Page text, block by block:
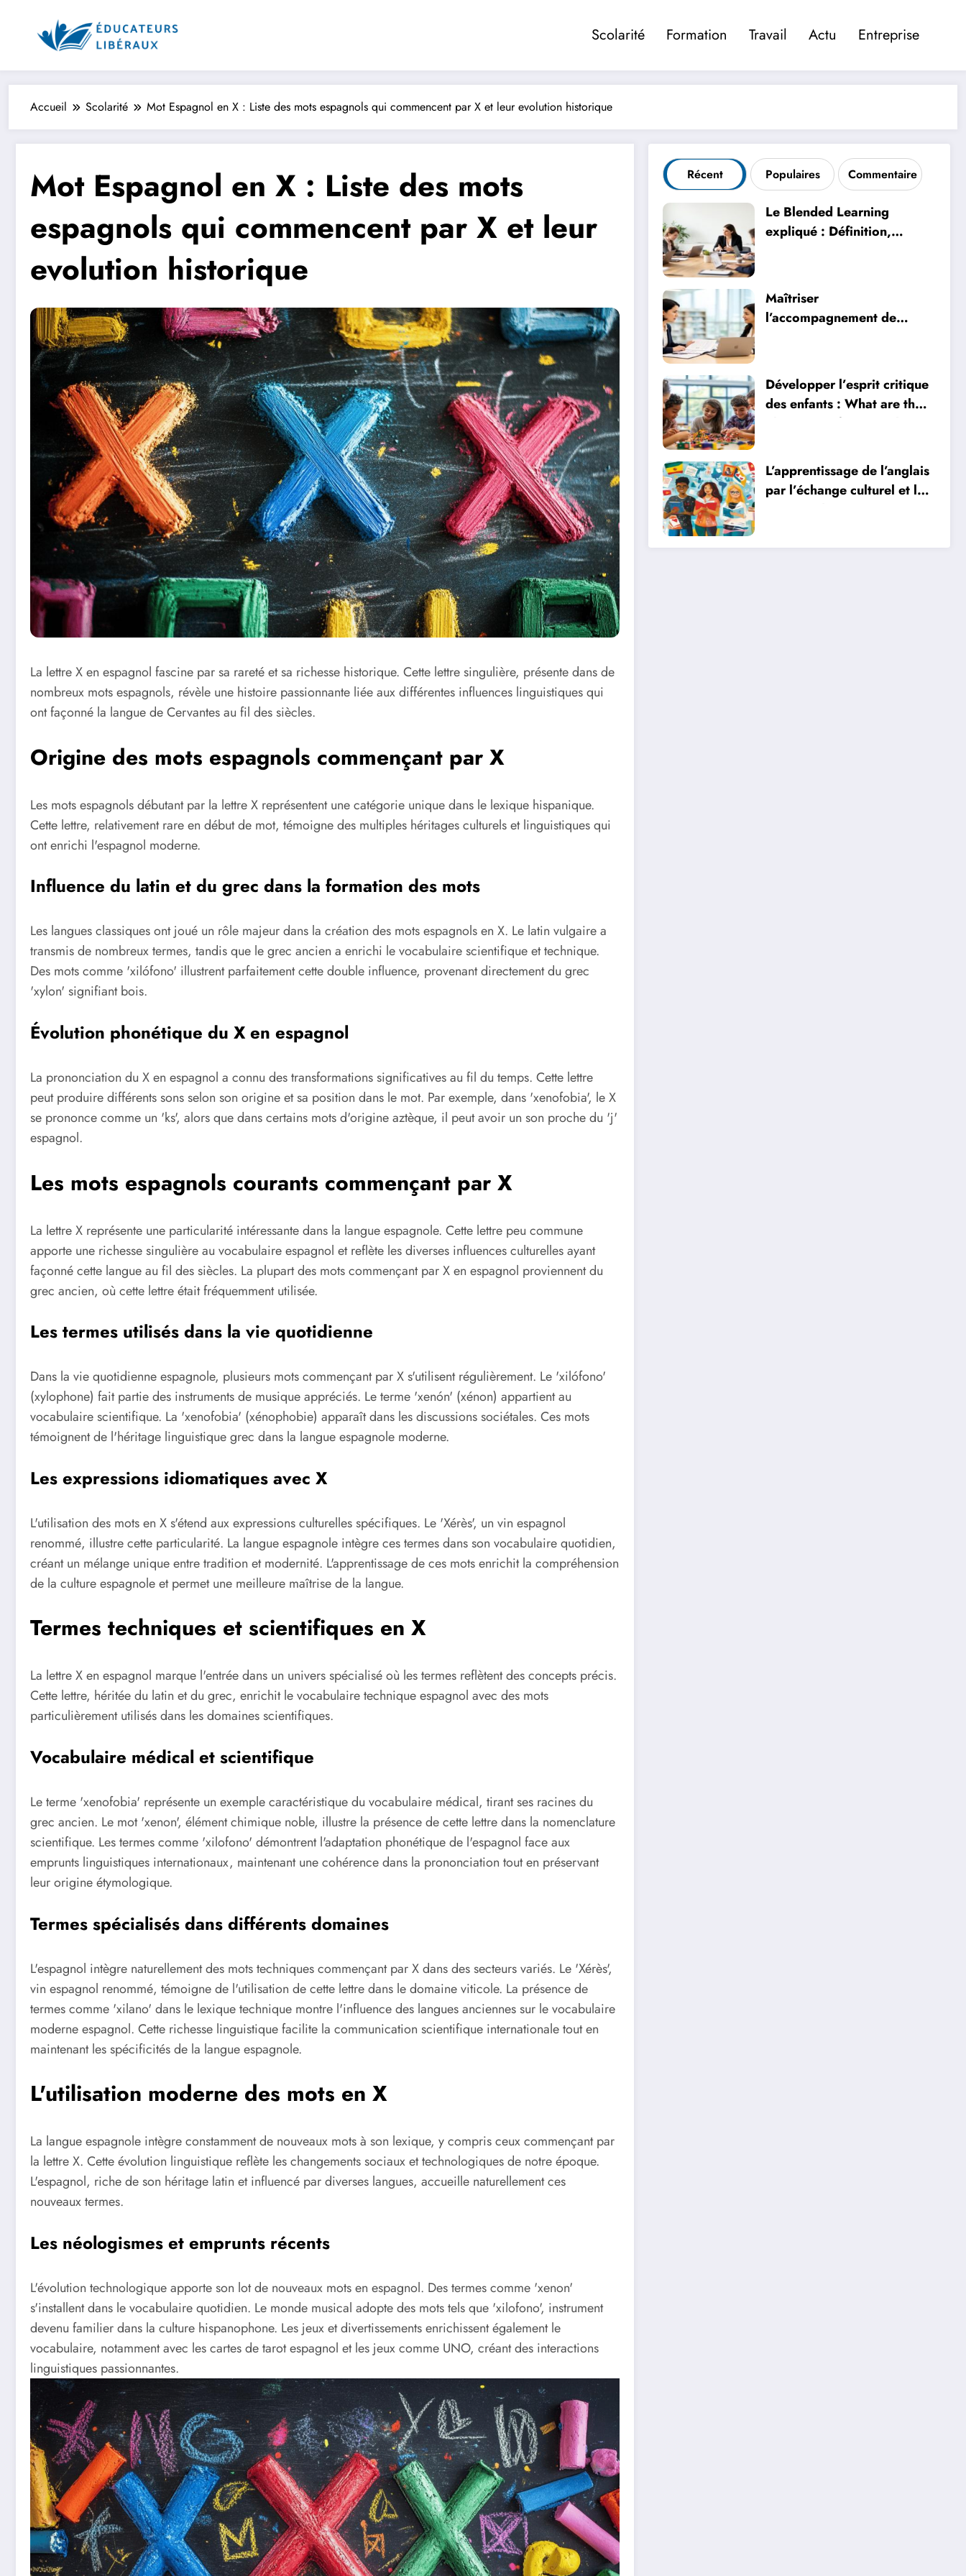
Scolarité Formation Travail Actu Entreprise
Accueil Scolarité Mot Espagnol en X : Liste des mots espagnols qui commencent par X et leur evolution historique
Mot Espagnol en X : Liste des mots
espagnols qui commencent par X et leur
evolution historique
La lettre X en espagnol fascine par sa rareté et sa richesse historique. Cette lettre singulière, présente dans de
nombreux mots espagnols, révèle une histoire passionnante liée aux différentes influences linguistiques qui
ont façonné la langue de Cervantes au fil des siècles.
Origine des mots espagnols commençant par X
Les mots espagnols débutant par la lettre X représentent une catégorie unique dans le lexique hispanique.
Cette lettre, relativement rare en début de mot, témoigne des multiples héritages culturels et linguistiques qui
ont enrichi l'espagnol moderne.
Influence du latin et du grec dans la formation des mots
Les langues classiques ont joué un rôle majeur dans la création des mots espagnols en X. Le latin vulgaire a
transmis de nombreux termes, tandis que le grec ancien a enrichi le vocabulaire scientifique et technique.
Des mots comme 'xilófono' illustrent parfaitement cette double influence, provenant directement du grec
'xylon' signifiant bois.
Évolution phonétique du X en espagnol
La prononciation du X en espagnol a connu des transformations significatives au fil du temps. Cette lettre
peut produire différents sons selon son origine et sa position dans le mot. Par exemple, dans 'xenofobia', le X
se prononce comme un 'ks', alors que dans certains mots d'origine aztèque, il peut avoir un son proche du 'j'
espagnol.
Les mots espagnols courants commençant par X
La lettre X représente une particularité intéressante dans la langue espagnole. Cette lettre peu commune
apporte une richesse singulière au vocabulaire espagnol et reflète les diverses influences culturelles ayant
façonné cette langue au fil des siècles. La plupart des mots commençant par X en espagnol proviennent du
grec ancien, où cette lettre était fréquemment utilisée.
Les termes utilisés dans la vie quotidienne
Dans la vie quotidienne espagnole, plusieurs mots commençant par X s'utilisent régulièrement. Le 'xilófono'
(xylophone) fait partie des instruments de musique appréciés. Le terme 'xenón' (xénon) appartient au
vocabulaire scientifique. La 'xenofobia' (xénophobie) apparaît dans les discussions sociétales. Ces mots
témoignent de l'héritage linguistique grec dans la langue espagnole moderne.
Les expressions idiomatiques avec X
L'utilisation des mots en X s'étend aux expressions culturelles spécifiques. Le 'Xérès', un vin espagnol
renommé, illustre cette particularité. La langue espagnole intègre ces termes dans son vocabulaire quotidien,
créant un mélange unique entre tradition et modernité. L'apprentissage de ces mots enrichit la compréhension
de la culture espagnole et permet une meilleure maîtrise de la langue.
Termes techniques et scientifiques en X
La lettre X en espagnol marque l'entrée dans un univers spécialisé où les termes reflètent des concepts précis.
Cette lettre, héritée du latin et du grec, enrichit le vocabulaire technique espagnol avec des mots
particulièrement utilisés dans les domaines scientifiques.
Vocabulaire médical et scientifique
Le terme 'xenofobia' représente un exemple caractéristique du vocabulaire médical, tirant ses racines du
grec ancien. Le mot 'xenon', élément chimique noble, illustre la présence de cette lettre dans la nomenclature
scientifique. Les termes comme 'xilofono' démontrent l'adaptation phonétique de l'espagnol face aux
emprunts linguistiques internationaux, maintenant une cohérence dans la prononciation tout en préservant
leur origine étymologique.
Termes spécialisés dans différents domaines
L'espagnol intègre naturellement des mots techniques commençant par X dans des secteurs variés. Le 'Xérès',
vin espagnol renommé, témoigne de l'utilisation de cette lettre dans le domaine viticole. La présence de
termes comme 'xilano' dans le lexique technique montre l'influence des langues anciennes sur le vocabulaire
moderne espagnol. Cette richesse linguistique facilite la communication scientifique internationale tout en
maintenant les spécificités de la langue espagnole.
L'utilisation moderne des mots en X
La langue espagnole intègre constamment de nouveaux mots à son lexique, y compris ceux commençant par
la lettre X. Cette évolution linguistique reflète les changements sociaux et technologiques de notre époque.
L'espagnol, riche de son héritage latin et influencé par diverses langues, accueille naturellement ces
nouveaux termes.
Les néologismes et emprunts récents
L'évolution technologique apporte son lot de nouveaux mots en espagnol. Des termes comme 'xenon'
s'installent dans le vocabulaire quotidien. Le monde musical adopte des mots tels que 'xilofono', instrument
devenu familier dans la culture hispanophone. Les jeux et divertissements enrichissent également le
vocabulaire, notamment avec les cartes de tarot espagnol et les jeux comme UNO, créant des interactions
linguistiques passionnantes.
Récent Populaires Commentaire
Le Blended Learning
expliqué : Définition,
concrets
Maîtriser
l’accompagnement de
Développer l’esprit critique
des enfants : What are the
objectives of a manual
L’apprentissage de l’anglais
par l’échange culturel et la